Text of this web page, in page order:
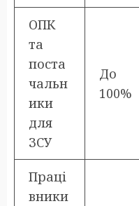
ОПК
та
поста
чальн
ики
для
ЗСУ
До
100%
Праці
вники